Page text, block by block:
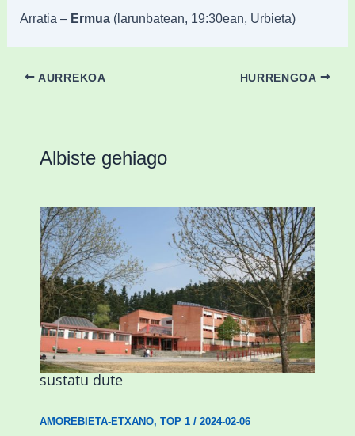
Arratia – Ermua (larunbatean, 19:30ean, Urbieta)
AURREKOA HURRENGOA
Albiste gehiago
Amorebietak eta Eusko Jaurlaritzak
Urritxen institutu berri bat eraikitzea
sustatu dute
AMOREBIETA-ETXANO, TOP 1/ 2024-02-06